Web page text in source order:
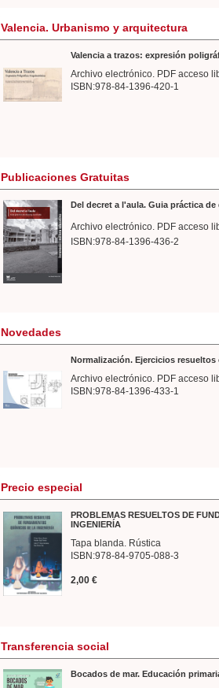
Valencia. Urbanismo y arquitectura
Valencia a trazos: expresión
Archivo electrónico. PDF acceso
ISBN:978-84-1396-420-1
Publicaciones Gratuitas
Del decret a l'aula. Guia práctica
Archivo electrónico. PDF acceso
ISBN:978-84-1396-436-2
Novedades
Normalización. Ejercicios resueltos
Archivo electrónico. PDF acceso
ISBN:978-84-1396-433-1
Precio especial
PROBLEMAS RESUELTOS DE
INGENIERÍA
Tapa blanda. Rústica
ISBN:978-84-9705-088-3
2,00 €
Transferencia social
Bocados de mar. Educación